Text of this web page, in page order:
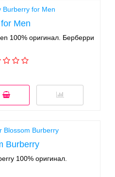
Men
100% оригинал. Берберри
Burberry
100% оригинал.